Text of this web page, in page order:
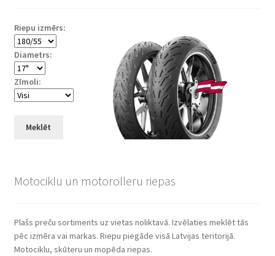
Riepu izmērs:
Diametrs:
Zīmoli:
Meklēt
Motociklu un motorolleru riepas
Plašs preču sortiments uz vietas noliktavā. Izvēlaties meklēt tās
pēc izmēra vai markas. Riepu piegāde visā Latvijas teritorijā.
Motociklu, skūteru un mopēda riepas.